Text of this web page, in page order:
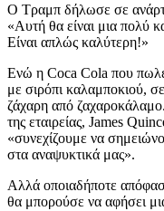
Ο Τραμπ δήλωσε σε
«Αυτή θα είναι μια πολύ
Είναι απλώς καλύτερη!»
Ενώ η Coca Cola που
με σιρόπι καλαμποκιού,
ζάχαρη από
της εταιρείας, James
«συνεχίζουμε να
στα αναψυκτικά μας».
Αλλά οποιαδήποτε
θα μπορούσε να αφήσει